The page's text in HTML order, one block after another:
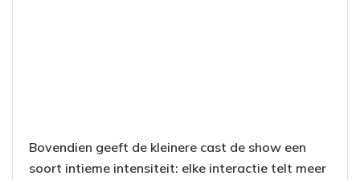
Bovendien geeft de kleinere cast de show een
soort intieme intensiteit: elke interactie telt meer